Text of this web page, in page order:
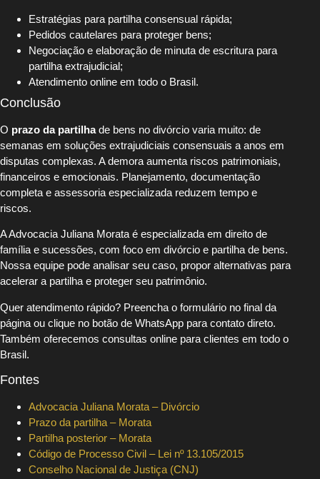
Estratégias para partilha consensual rápida;
Pedidos cautelares para proteger bens;
Negociação e elaboração de minuta de escritura para
partilha extrajudicial;
Atendimento online em todo o Brasil.
Conclusão
O prazo da partilhade bens no divórcio varia muito: de
semanas em soluções extrajudiciais consensuais a anos em
disputas complexas. A demora aumenta riscos patrimoniais,
financeiros e emocionais. Planejamento, documentação
completa e assessoria especializada reduzem tempo e
riscos.
A Advocacia Juliana Morata é especializada em direito de
família e sucessões, com foco em divórcio e partilha de bens.
Nossa equipe pode analisar seu caso, propor alternativas para
acelerar a partilha e proteger seu patrimônio.
Quer atendimento rápido? Preencha o formulário no final da
página ou clique no botão de WhatsApp para contato direto.
Também oferecemos consultas online para clientes em todo o
Brasil.
Fontes
Advocacia Juliana Morata – Divórcio
Prazo da partilha – Morata
Partilha posterior – Morata
Código de Processo Civil – Lei nº 13.105/2015
Conselho Nacional de Justiça (CNJ)